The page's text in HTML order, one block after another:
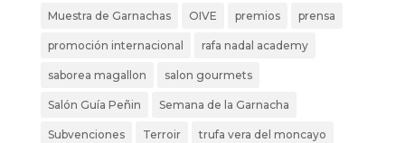
Muestra de Garnachas OIVE premios prensa
promoción internacional rafa nadal academy
saborea magallon salon gourmets
Salón Guía Peñin Semana de la Garnacha
Subvenciones Terroir trufa vera del moncayo